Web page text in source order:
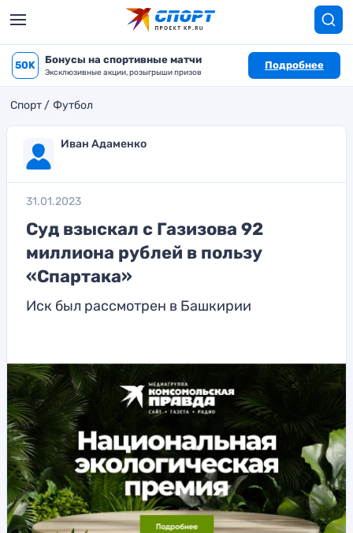
50K Бонусы на спортивные матчи
Эксклюзивные акции, розыгрыши призов
Подробнее
Спорт Футбол
Иван Адаменко
31.01.2023
Суд взыскал с Газизова 92
миллиона рублей в пользу
«Спартака»
Иск был рассмотрен в Башкирии